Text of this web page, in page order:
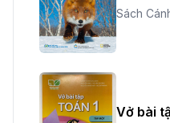
Sách
Vở bài